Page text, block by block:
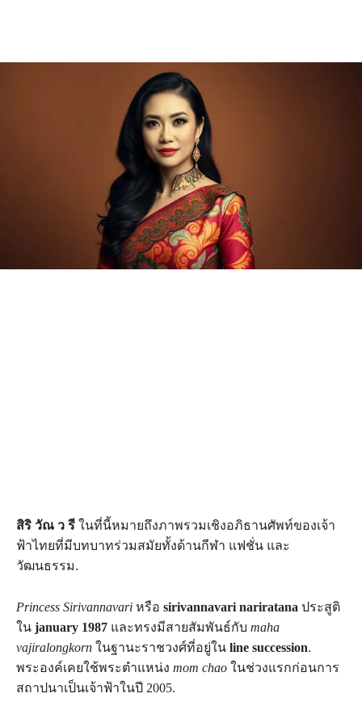
สิริ วัณ ว รี ในที่นี้หมายถึงภาพรวมเชิงอภิธานศัพท์ของเจ้า
ฟ้าไทยที่มีบทบาทร่วมสมัยทั้งด้านกีฬา แฟชั่น และ
วัฒนธรรม.
Princess Sirivannavari หรือ sirivannavari nariratana ประสูติ
ใน january 1987 และทรงมีสายสัมพันธ์กับ maha
vajiralongkorn ในฐานะราชวงศ์ที่อยู่ใน line succession.
พระองค์เคยใช้พระตำแหน่ง mom chao ในช่วงแรกก่อนการ
สถาปนาเป็นเจ้าฟ้าในปี 2005.